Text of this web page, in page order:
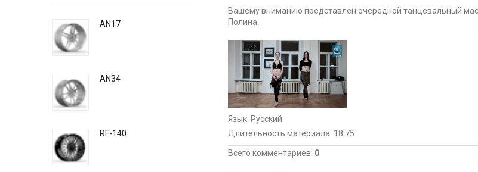
Вашему вниманию представлен очередной танцевальный
Полина.
Язык: Русский
Длительность материала: 18:75
Всего комментариев: 0
AN17
AN34
RF-140